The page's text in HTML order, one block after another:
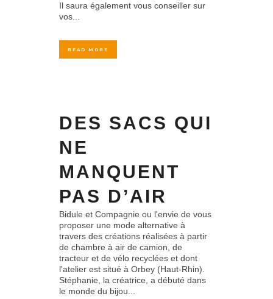
Il saura également vous conseiller sur
vos...
READ MORE
DES SACS QUI
NE
MANQUENT
PAS D’AIR
Bidule et Compagnie ou l'envie de vous
proposer une mode alternative à
travers des créations réalisées à partir
de chambre à air de camion, de
tracteur et de vélo recyclées et dont
l'atelier est situé à Orbey (Haut-Rhin).
Stéphanie, la créatrice, a débuté dans
le monde du bijou...